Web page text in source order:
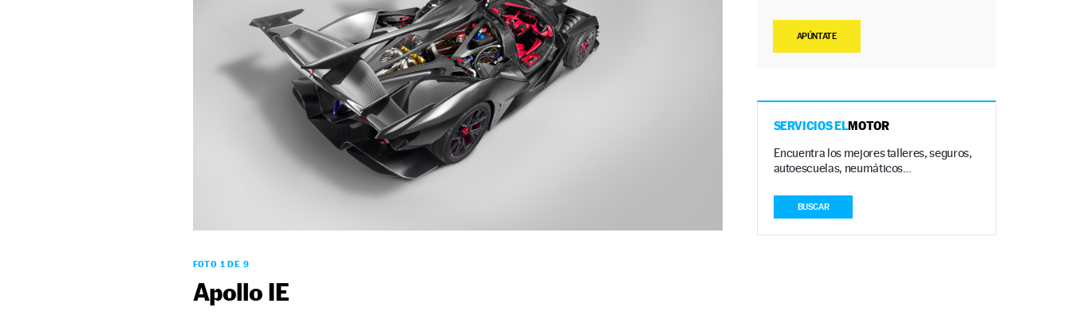
FOTO 1 DE 9
Apollo IE
APÚNTATE
SERVICIOS ELMOTOR
Encuentra los mejores talleres, seguros,
autoescuelas, neumáticos…
BUSCAR